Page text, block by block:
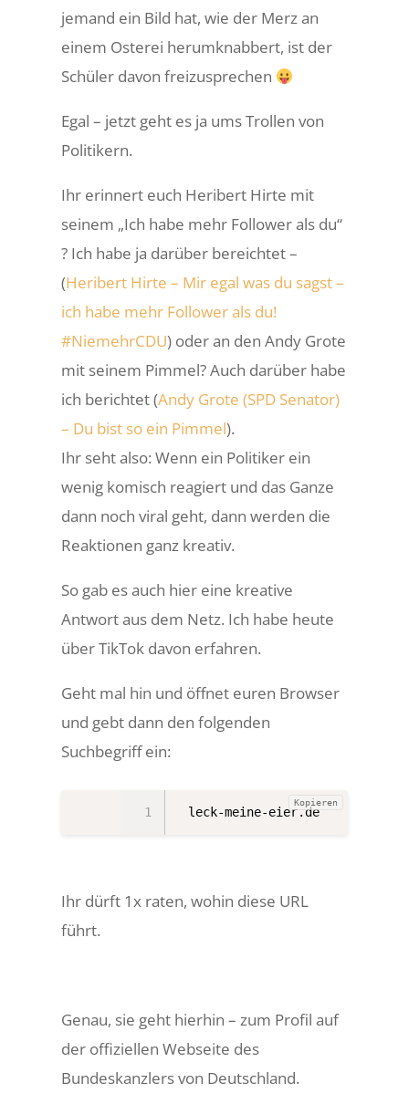
jemand ein Bild hat, wie der Merz an
einem Osterei herumknabbert, ist der
Schüler davon freizusprechen
Egal – jetzt geht es ja ums Trollen von
Politikern.
Ihr erinnert euch Heribert Hirte mit
seinem „Ich habe mehr Follower als du“
? Ich habe ja darüber bereichtet –
(Heribert Hirte – Mir egal was du sagst –
ich habe mehr Follower als du!
#NiemehrCDU) oder an den Andy Grote
mit seinem Pimmel? Auch darüber habe
ich berichtet (Andy Grote (SPD Senator)
– Du bist so ein Pimmel).
Ihr seht also: Wenn ein Politiker ein
wenig komisch reagiert und das Ganze
dann noch viral geht, dann werden die
Reaktionen ganz kreativ.
So gab es auch hier eine kreative
Antwort aus dem Netz. Ich habe heute
über TikTok davon erfahren.
Geht mal hin und öffnet euren Browser
und gebt dann den folgenden
Suchbegriff ein:
Kopieren
leck-meine-eier.de
Ihr dürft 1x raten, wohin diese URL
führt.
Genau, sie geht hierhin – zum Profil auf
der offiziellen Webseite des
Bundeskanzlers von Deutschland.